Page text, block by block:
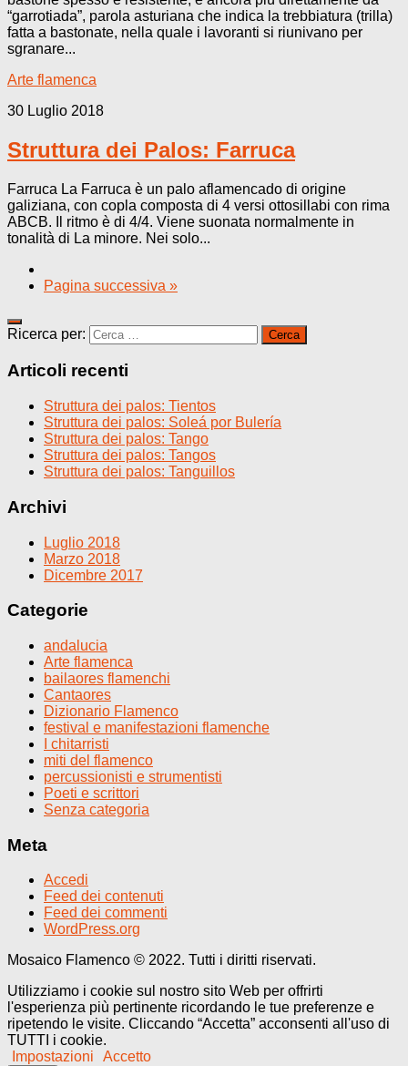
“garrotiada”, parola asturiana che indica la trebbiatura (trilla)
fatta a bastonate, nella quale i lavoranti si riunivano per
sgranare...
Arte flamenca
30 Luglio 2018
Struttura dei Palos: Farruca
Farruca La Farruca è un palo aflamencado di origine
galiziana, con copla composta di 4 versi ottosillabi con rima
ABCB. Il ritmo è di 4/4. Viene suonata normalmente in
tonalità di La minore. Nei solo...
Pagina successiva »
Ricerca per:
Articoli recenti
Struttura dei palos: Tientos
Struttura dei palos: Soleá por Bulería
Struttura dei palos: Tango
Struttura dei palos: Tangos
Struttura dei palos: Tanguillos
Archivi
Luglio 2018
Marzo 2018
Dicembre 2017
Categorie
andalucia
Arte flamenca
bailaores flamenchi
Cantaores
Dizionario Flamenco
festival e manifestazioni flamenche
I chitarristi
miti del flamenco
percussionisti e strumentisti
Poeti e scrittori
Senza categoria
Meta
Accedi
Feed dei contenuti
Feed dei commenti
WordPress.org
Mosaico Flamenco © 2022. Tutti i diritti riservati.
Utilizziamo i cookie sul nostro sito Web per offrirti
l'esperienza più pertinente ricordando le tue preferenze e
ripetendo le visite. Cliccando “Accetta” acconsenti all'uso di
TUTTI i cookie.
Impostazioni
Accetto